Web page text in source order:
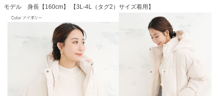
モデル 身長【160cm】 【3L-4L（タグ2）サイズ着用】